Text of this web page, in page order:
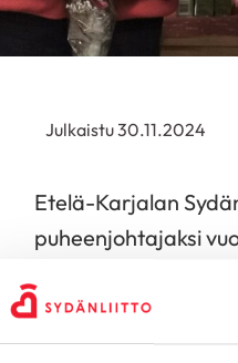
Julkaistu 30.11.2024
Etelä-Karjalan
puheenjohtajaksi
myönnettiin
kiitokset viimeisen